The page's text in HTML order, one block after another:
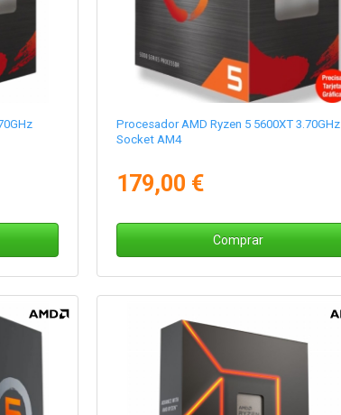
Procesador AMD Ryzen 5 5600XT 3.70GHz
Socket AM4
179,00 €
Comprar